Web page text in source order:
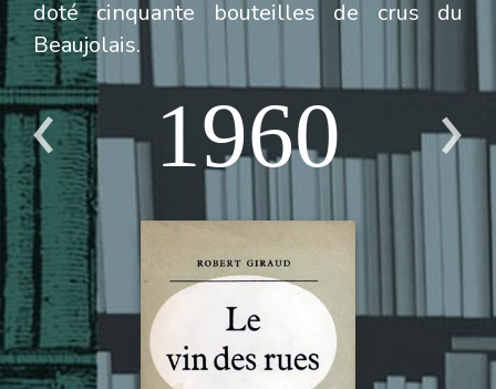
doté cinquante bouteilles de crus du
Beaujolais.
1960